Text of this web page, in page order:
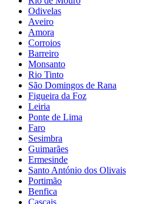
Odivelas
Aveiro
Amora
Corroios
Barreiro
Monsanto
Rio Tinto
São Domingos de Rana
Figueira da Foz
Leiria
Ponte de Lima
Faro
Sesimbra
Guimarães
Ermesinde
Santo António dos Olivais
Portimão
Benfica
Cascais